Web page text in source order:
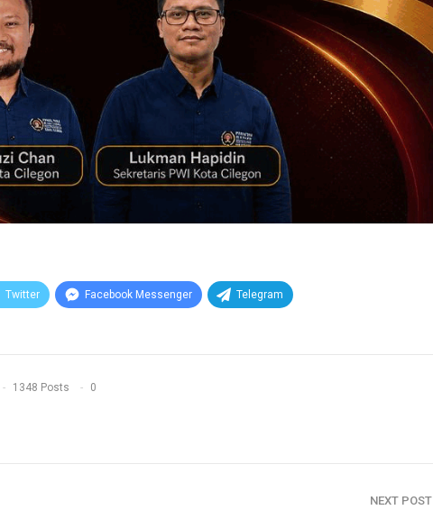
Twitter Facebook Messenger Telegram
1348 Posts 0
NEXT POST